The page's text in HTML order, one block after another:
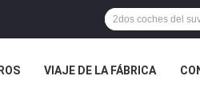
VIAJE DE LA FÁBRICA